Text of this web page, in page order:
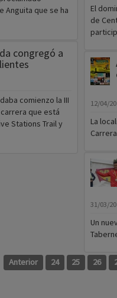
Anguita que se ha
congregó a
comienzo la III
carrera que está
Stations Trail y
El
de
12/04/
La
31/03/
Un
Anterior 24 25 26